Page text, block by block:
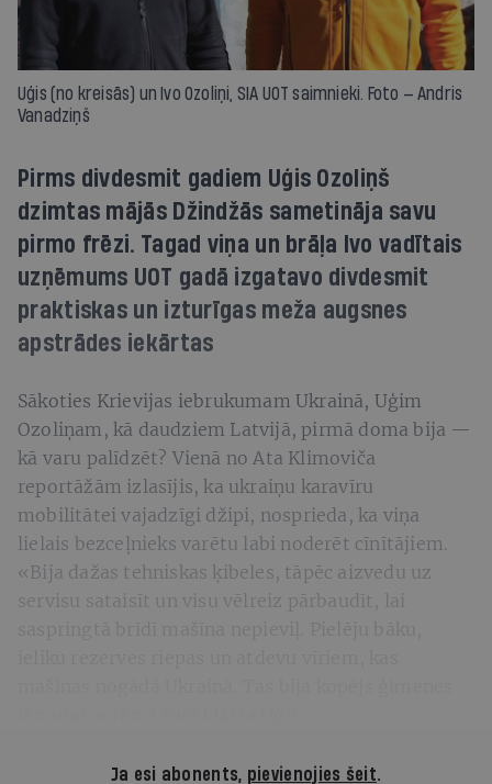
Uģis (no kreisās) un Ivo Ozoliņi, SIA UOT saimnieki. Foto — Andris
Vanadziņš
Pirms divdesmit gadiem Uģis Ozoliņš
dzimtas mājās Džindžās sametināja savu
pirmo frēzi. Tagad viņa un brāļa Ivo vadītais
uzņēmums UOT gadā izgatavo divdesmit
praktiskas un izturīgas meža augsnes
apstrādes iekārtas
Sākoties Krievijas iebrukumam Ukrainā, Uģim
Ozoliņam, kā daudziem Latvijā, pirmā doma bija —
kā varu palīdzēt? Vienā no Ata Klimoviča
reportāžām izlasījis, ka ukraiņu karavīru
mobilitātei vajadzīgi džipi, nosprieda, ka viņa
lielais bezceļnieks varētu labi noderēt cīnītājiem.
«Bija dažas tehniskas ķibeles, tāpēc aizvedu uz
servisu sataisīt un visu vēlreiz pārbaudīt, lai
Ja esi abonents, pievienojies šeit.